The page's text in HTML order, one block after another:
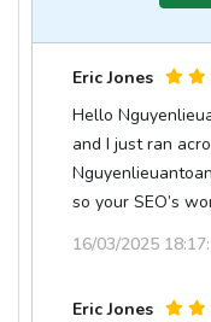
Eric Jones
Hello
and I just ran
so your SEO’s
16/03/2025
Eric Jones